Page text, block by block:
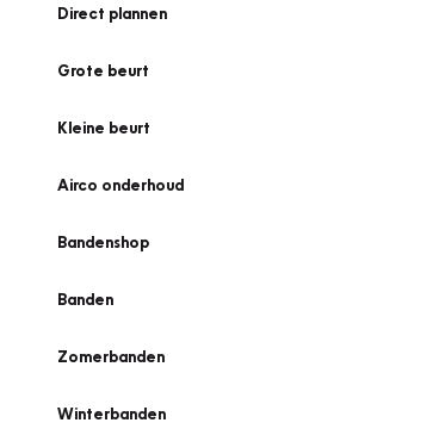
Direct plannen
Grote beurt
Kleine beurt
Airco onderhoud
Bandenshop
Banden
Zomerbanden
Winterbanden